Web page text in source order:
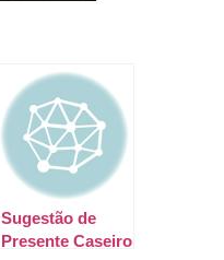
Sugestão de
Presente Caseiro